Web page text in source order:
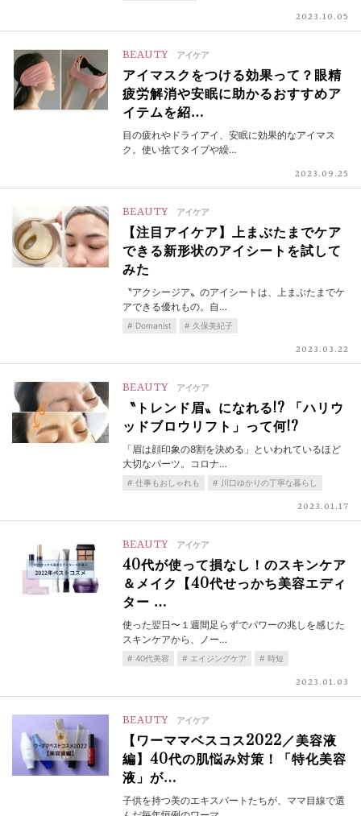
2023.10.05
BEAUTY アイケア
アイマスクをつける効果って？眼精
疲労解消や安眠に助かるおすすめア
イテムを紹…
目の疲れやドライアイ、安眠に効果的なアイマス
ク。使い捨てタイプや繰…
2023.09.25
BEAUTY アイケア
【注目アイケア】上まぶたまでケア
できる新形状のアイシートを試して
みた
〝アクシージア〟のアイシートは、上まぶたまでケ
アできる優れもの。自…
Domanist 久保美紀子
2023.03.22
BEAUTY アイケア
〝トレンド眉〟になれる!? 「ハリウ
ッドブロウリフト」って何!?
「眉は顔印象の8割を決める」といわれているほど
大切なパーツ。コロナ…
仕事もおしゃれも 川口ゆかりの丁寧な暮らし
2023.01.17
BEAUTY アイケア
40代が使って損なし！のスキンケア
＆メイク【40代せっかち美容エディ
ター …
使った翌日〜１週間足らずでパワーの兆しを感じた
スキンケアから、ノー…
40代美容 エイジングケア 時短
2023.01.03
BEAUTY アイケア
【ワーママベスコス2022／美容液
編】40代の肌悩み対策！「特化美容
液」が…
子供を持つ美のエキスパートたちが、ママ目線で選